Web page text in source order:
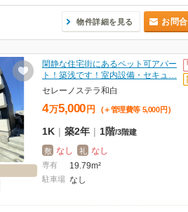
物件詳細を見る お問
閑静な住宅街にあるペット可アパー
ト！築浅です！室内設備・セキュ…
セレーノステラ和白
4万5,000 円 (＋管理費等 5,000 円 )
1K | 築2年 | 1階/3階建
敷 なし 礼 なし
専有 19.79m²
駐車場 なし